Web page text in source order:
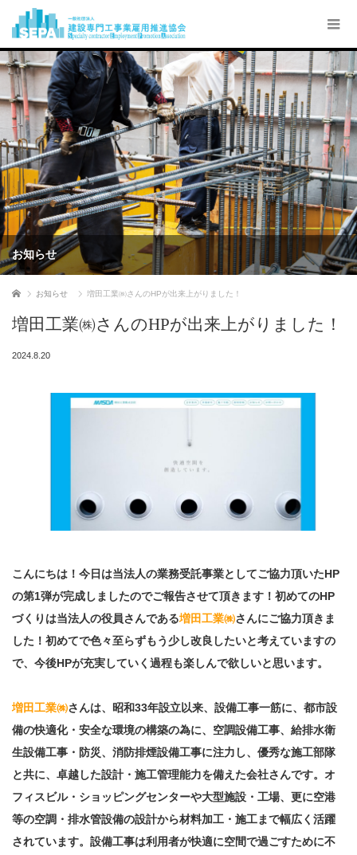
お知らせ
ホーム お知らせ 増田工業㈱さんのHPが出来上がりました！
増田工業㈱さんのHPが出来上がりました！
2024.8.20
こんにちは！今日は当法人の業務受託事業としてご協力頂いたHP
の第1弾が完成しましたのでご報告させて頂きます！初めてのHP
づくりは当法人の役員さんである増田工業㈱さんにご協力頂きま
した！初めてで色々至らずもう少し改良したいと考えていますの
で、今後HPが充実していく過程も楽しんで欲しいと思います。
増田工業㈱さんは、昭和33年設立以来、設備工事一筋に、都市設
備の快適化・安全な環境の構築の為に、空調設備工事、給排水衛
生設備工事・防災、消防排煙設備工事に注力し、優秀な施工部隊
と共に、卓越した設計・施工管理能力を備えた会社さんです。オ
フィスビル・ショッピングセンターや大型施設・工場、更に空港
等の空調・排水管設備の設計から材料加工・施工まで幅広く活躍
されています。設備工事は利用者が快適に空間で過ごすために不